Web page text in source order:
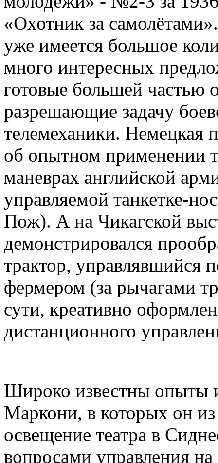
«Охотник за
уже имеется большое
много интересных
готовые большей частью
разрешающие задачу
телемеханики. Немецкая
об опытном применении
маневрах английской
управляемой танкетке-
Пож). А на Чикагской
демонстрировался
трактор, управлявшийся
фермером (за рычагами
сути, креативно
дистанционного
Широко известны опыты
Маркони, в которых он
освещение театра в
вопросами управления